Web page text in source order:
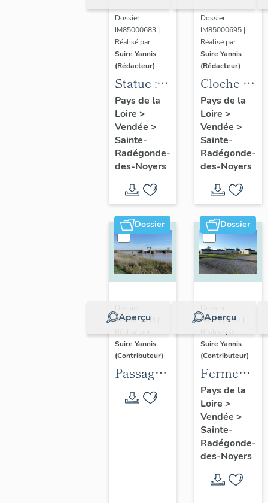
Dossier
IM85000683 |
Réalisé par
Suire Yannis
(Rédacteur)
Statue :
Notre
Dame de
Puits
Doux
Pays de la
Loire >
Vendée >
Sainte-
Radégonde-
des-Noyers
Dossier
IM85000695 |
Réalisé par
Suire Yannis
(Rédacteur)
Cloche 3
dite
Marie
Rose
Jeanne
Pays de la
Loire >
Vendée >
Sainte-
Radégonde-
des-Noyers
Dossier
Aperçu
IA85001933 |
Suire Yannis
(Contributeur)
Passage
par bac
puis pont
Dossier
Aperçu
IA85001987 |
Suire Yannis
(Contributeur)
Ferme
dite la
Prée
Mizotière
Pays de la
Loire >
Vendée >
Sainte-
Radégonde-
des-Noyers